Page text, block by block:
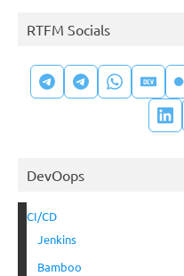
RTFM Socials
DevOops
CI/CD
Jenkins
Bamboo